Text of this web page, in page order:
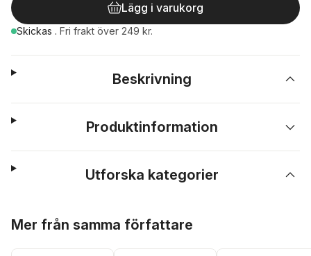
Lägg i varukorg
Skickas . Fri frakt över 249 kr.
Beskrivning
Produktinformation
Utforska kategorier
Mer från samma författare